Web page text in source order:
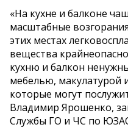
«На кухне и балконе
масштабные
этих местах
вещества
кухню и балкон
мебелью, макулатурой
которые могут
Владимир Ярошенко,
Службы ГО и ЧС по